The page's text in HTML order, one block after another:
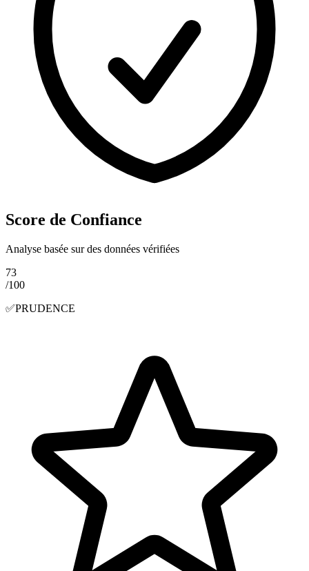
Score de Confiance
Analyse basée sur des données vérifiées
73
/100
✅PRUDENCE